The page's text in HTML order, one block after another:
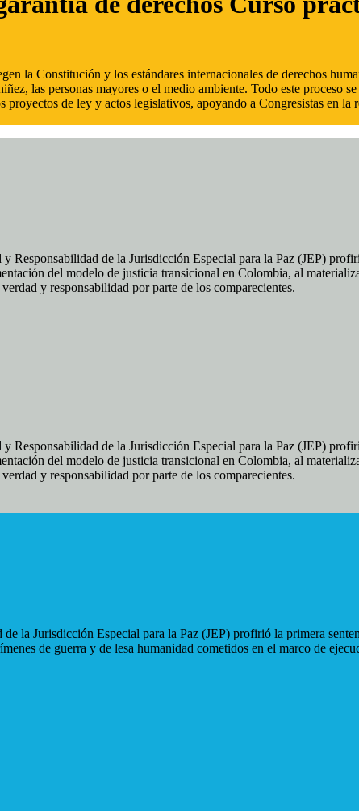
la Constitución y los estándares internacionales de derechos
las personas mayores o el medio ambiente. Todo este proceso
de ley y actos legislativos, apoyando a Congresistas en la
Responsabilidad de la Jurisdicción Especial para la Paz (JEP)
del modelo de justicia transicional en Colombia, al
y responsabilidad por parte de los comparecientes.
Responsabilidad de la Jurisdicción Especial para la Paz (JEP)
del modelo de justicia transicional en Colombia, al
y responsabilidad por parte de los comparecientes.
la Jurisdicción Especial para la Paz (JEP) profirió la primera
de guerra y de lesa humanidad cometidos en el marco de